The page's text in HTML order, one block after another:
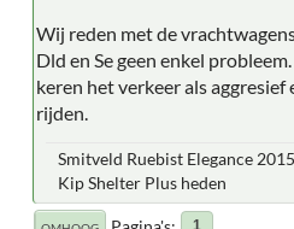
Wij reden met de
Dld en Se geen enkel
keren het verkeer als
rijden.
Smitveld Ruebist Elegance
Kip Shelter Plus heden
1